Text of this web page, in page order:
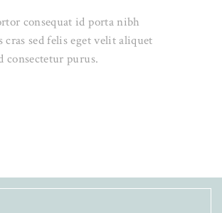
consequat id porta nibh
cras sed felis eget velit aliquet
consectetur purus.